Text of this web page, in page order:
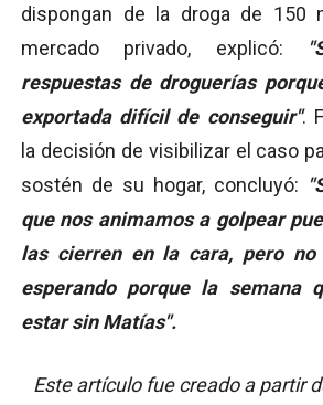
dispongan de la droga de 150
mercado privado, explicó:
respuestas de droguerías
exportada difícil de conseguir".
la decisión de visibilizar el caso
sostén de su hogar, concluyó:
que nos animamos a golpear
las cierren en la cara, pero no
esperando porque la semana
estar sin Matías".
Este artículo fue creado a partir